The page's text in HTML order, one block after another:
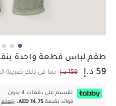
طقم لباس قطعة واحدة
59 د.إ 159 د.إ بما في ذلك ضريبة
تقسيم على دفعات 4 بدون
فوائد بقيمة AED 14.75.
يتعلم